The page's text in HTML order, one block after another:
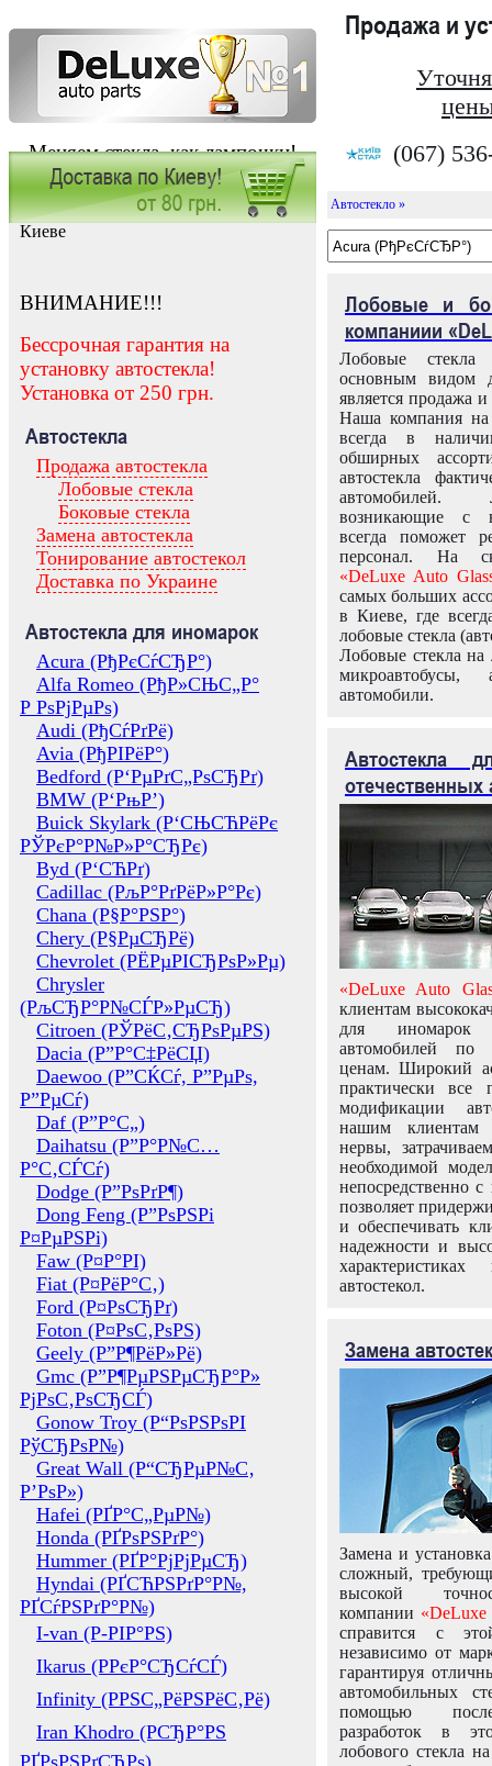
Меняем стекла, как лампочки!
Продажа и
(067)
Заказать установку автостекла в
Киеве
ВНИМАНИЕ!!!
Бессрочная гарантия на
установку автостекла!
Установка от 250 грн.
Автостекла
Продажа автостекла
Лобовые стекла
Боковые стекла
Замена автостекла
Тонирование автостекол
Доставка по Украине
Автостекла для иномарок
Acura (РђРєСѓСЂР°)
Alfa Romeo (РђР»СЊС„Р°
Р РѕРјРµРѕ)
Audi (РђСѓРґРё)
Avia (РђРІРёР°)
Bedford (Р‘РµРґС„РѕСЂРґ)
BMW (Р‘РњР’)
Buick Skylark (Р‘СЊСЋРёРє
РЎРєР°Р№Р»Р°СЂРє)
Byd (Р‘СЋРґ)
Cadillac (РљР°РґРёР»Р°Рє)
Chana (Р§Р°РЅР°)
Chery (Р§РµСЂРё)
Chevrolet (РЁРµРІСЂРѕР»Рµ)
Chrysler
(РљСЂР°Р№СЃР»РµСЂ)
Citroen (РЎРёС‚СЂРѕРµРЅ)
Dacia (Р”Р°С‡РёСЏ)
Daewoo (Р”СЌСѓ, Р”РµРѕ,
Р”РµСѓ)
Daf (Р”Р°С„)
Daihatsu (Р”Р°Р№С…
Р°С‚СЃСѓ)
Dodge (Р”РѕРґР¶)
Dong Feng (Р”РѕРЅРі
Р¤РµРЅРі)
Faw (Р¤Р°РІ)
Fiat (Р¤РёР°С‚)
Ford (Р¤РѕСЂРґ)
Foton (Р¤РѕС‚РѕРЅ)
Geely (Р”Р¶РёР»Рё)
Gmc (Р”Р¶РµРЅРµСЂР°Р»
РјРѕС‚РѕСЂСЃ)
Gonow Troy (Р“РѕРЅРѕРІ
РўСЂРѕР№)
Great Wall (Р“СЂРµР№С‚
Р’РѕР»)
Hafei (РҐР°С„РµР№)
Honda (РҐРѕРЅРґР°)
Hummer (РҐР°РјРјРµСЂ)
Hyndai (РҐСЋРЅРґР°Р№,
РҐСѓРЅРґР°Р№)
I-van (Р-РІР°РЅ)
Ikarus (РРєР°СЂСѓСЃ)
Infinity (РРЅС„РёРЅРёС‚Рё)
Iran Khodro (РСЂР°РЅ
РҐРѕРЅРґСЂРѕ)
Автостекло »
Лобовые и
компаниии
Лобовые
основным видом
является продажа и
Наша компания на
всегда в
обширных
автостекла
возникающие с
всегда поможет
персонал. На
«DeLuxe Auto
самых больших
в Киеве, где
лобовые стекла
Лобовые стекла на
микроавтобусы,
автомобили.
Автостекла
отечественных
«DeLuxe Auto
клиентам
для иномарок
автомобилей
ценам. Широкий
практически все
модификации
нашим клиентам
нервы,
необходимой
непосредственно
позволяет
и обеспечивать
надежности и
автостекол.
Замена
Замена и
сложный,
высокой
компании «DeLuxe
справится с
независимо от
гарантируя
автомобильных
помощью
разработок в
лобового стекла